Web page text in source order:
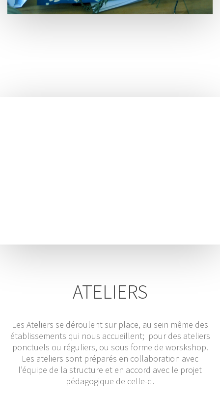
ATELIERS
Les Ateliers se déroulent sur place, au sein même des
établissements qui nous accueillent; pour des ateliers
ponctuels ou réguliers, ou sous forme de worskshop.
Les ateliers sont préparés en collaboration avec
l’équipe de la structure et en accord avec le projet
pédagogique de celle-ci.